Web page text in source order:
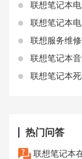
联想笔记本电
联想笔记本
联想服务维修中
联想笔记本
联想笔记本
热门问答
联想笔记本